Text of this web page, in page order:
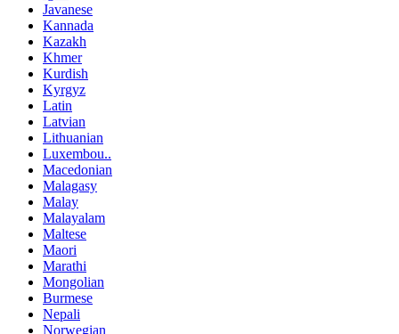
Javanese
Kannada
Kazakh
Khmer
Kurdish
Kyrgyz
Latin
Latvian
Lithuanian
Luxembou..
Macedonian
Malagasy
Malay
Malayalam
Maltese
Maori
Marathi
Mongolian
Burmese
Nepali
Norwegian